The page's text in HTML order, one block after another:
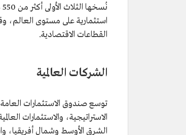
استثمارية على مستوى العالم،
القطاعات الاقتصادية.
الشركات العالمية
توسع صندوق الاستثمارات العامة
الاستراتيجية، والاستثمارات
الشرق الأوسط وشمال أفريقيا،